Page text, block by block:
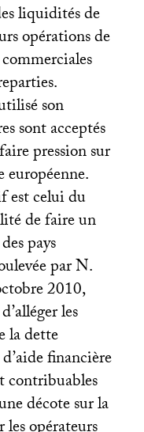
liquidités de
opérations de
son
sont acceptés
pression sur
européenne.
est celui du
de faire un
pays
par N.
2010,
les
la dette
financière
contribuables
décote sur la